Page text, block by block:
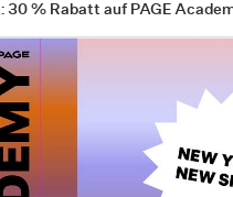
30 % Rabatt auf PAGE